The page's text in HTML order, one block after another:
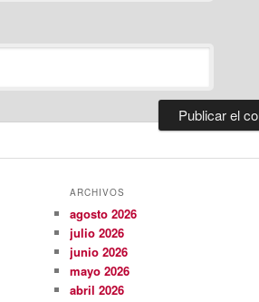
ARCHIVOS
agosto 2026
julio 2026
junio 2026
mayo 2026
abril 2026